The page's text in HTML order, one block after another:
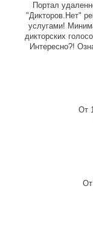
Портал
"Дикторов.Нет"
услугами!
дикторских
Интересно?!
От
От